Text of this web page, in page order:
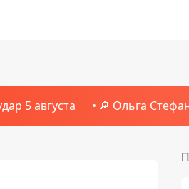
5 августа 🔎 Ольга